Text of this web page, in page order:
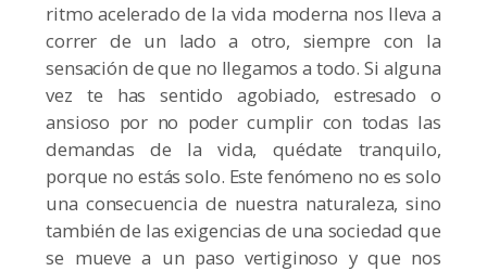
ritmo acelerado de la vida moderna nos lleva a
correr de un lado a otro, siempre con la
sensación de que no llegamos a todo. Si alguna
vez te has sentido agobiado, estresado o
ansioso por no poder cumplir con todas las
demandas de la vida, quédate tranquilo,
porque no estás solo. Este fenómeno no es solo
una consecuencia de nuestra naturaleza, sino
también de las exigencias de una sociedad que
se mueve a un paso vertiginoso y que nos